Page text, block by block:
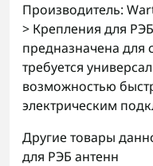
Производитель:
> Крепления для
предназначена для
требуется
возможностью
электрическим
Другие товары
для РЭБ антенн